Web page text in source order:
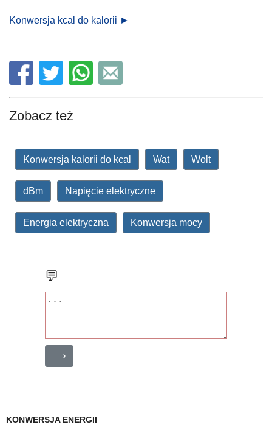
Konwersja kcal do kalorii ►
Zobacz też
Konwersja kalorii do kcal Wat Wolt
dBm Napięcie elektryczne
Energia elektryczna Konwersja mocy
💬
⟶
KONWERSJA ENERGII